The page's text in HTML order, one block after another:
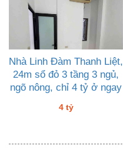
Nhà Linh Đàm Thanh Liệt,
24m sổ đỏ 3 tầng 3 ngủ,
ngõ nông, chỉ 4 tỷ ở ngay
4 tỷ